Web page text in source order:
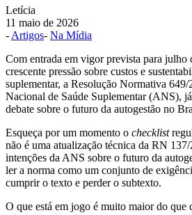
Letícia
11 maio de 2026
- Artigos- Na Mídia
Com entrada em vigor prevista para julho
crescente pressão sobre custos e
suplementar, a Resolução Normativa
Nacional de Saúde Suplementar (ANS),
debate sobre o futuro da autogestão no
Esqueça por um momento o checklist
não é uma atualização técnica da RN
intenções da ANS sobre o futuro da
ler a norma como um conjunto de
cumprir o texto e perder o subtexto.
O que está em jogo é muito maior do que